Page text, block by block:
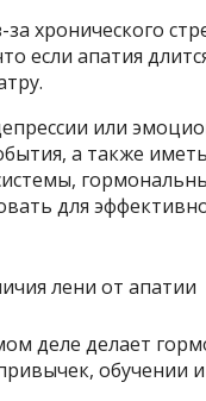
хронического
если апатия
или
а также
для
деле делает
обучении и